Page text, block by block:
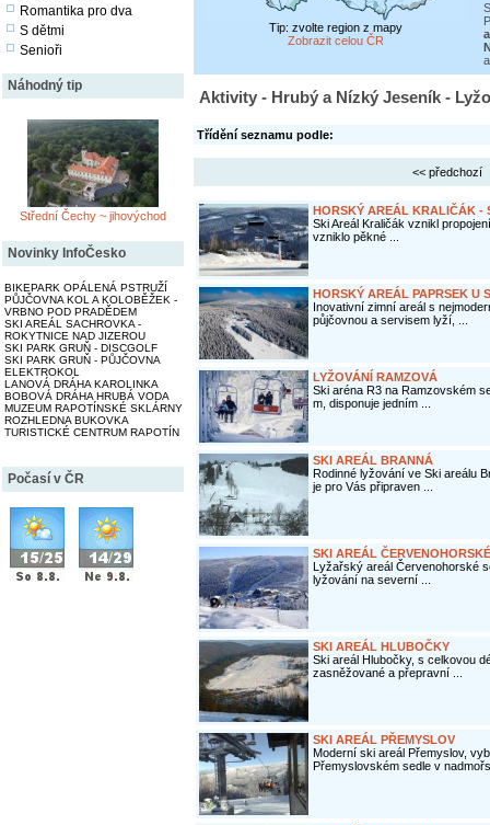
Romantika pro dva
S dětmi
Senioři
Náhodný tip
Střední Čechy ~ jihovýchod
Novinky InfoČesko
BIKEPARK OPÁLENÁ PSTRUŽÍ
PŮJČOVNA KOL A KOLOBĚŽEK -
VRBNO POD PRADĚDEM
SKI AREÁL SACHROVKA -
ROKYTNICE NAD JIZEROU
SKI PARK GRUŇ - DISCGOLF
SKI PARK GRUŇ - PŮJČOVNA
ELEKTROKOL
LANOVÁ DRÁHA KAROLINKA
BOBOVÁ DRÁHA HRUBÁ VODA
MUZEUM RAPOTÍNSKÉ SKLÁRNY
ROZHLEDNA BUKOVKA
TURISTICKÉ CENTRUM RAPOTÍN
Počasí v ČR
Tip: zvolte region z mapy
Zobrazit celou ČR
Aktivity - Hrubý a Nízký Jeseník -
Třídění seznamu podle:
<< předchozí
HORSKÝ AREÁL KRALIČÁK -
Ski Areál Kraličák vznikl
vzniklo pěkné ...
HORSKÝ AREÁL PAPRSEK U
Inovativní zimní areál s
půjčovnou a servisem lyží, ...
LYŽOVÁNÍ RAMZOVÁ
Ski aréna R3 na Ramzovském
m, disponuje jedním ...
SKI AREÁL BRANNÁ
Rodinné lyžování ve Ski areálu
je pro Vás připraven ...
SKI AREÁL
Lyžařský areál Červenohorské
lyžování na severní ...
SKI AREÁL HLUBOČKY
Ski areál Hlubočky, s celkovou
zasněžované a přepravní ...
SKI AREÁL PŘEMYSLOV
Moderní ski areál Přemyslov,
Přemyslovském sedle v